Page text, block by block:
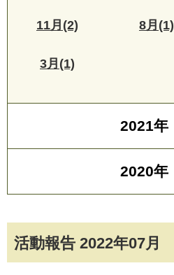
活動報告 2022年07月
11月(2) 8月(1)
3月(1)
2021年
2020年